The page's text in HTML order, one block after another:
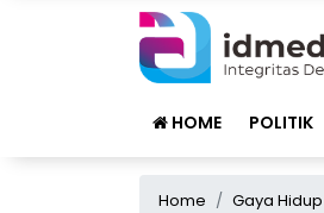
HOME POLITIK
Home Gaya Hidup